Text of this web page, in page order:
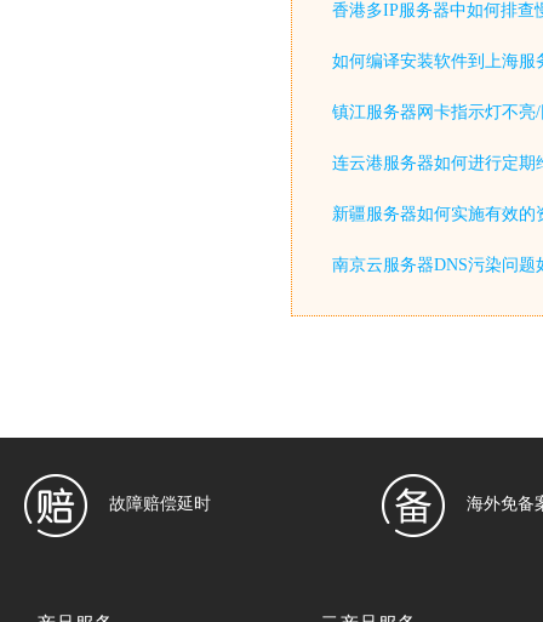
香港多IP服务器中如何排查
如何编译安装软件到上海服
镇江服务器网卡指示灯不亮
连云港服务器如何进行定期
新疆服务器如何实施有效的
南京云服务器DNS污染问题
故障赔偿延时 海外免备